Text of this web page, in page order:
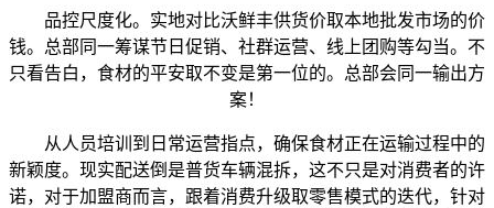
品控尺度化。实地对比沃鲜丰供货价取本地批发市场的价
钱。总部同一筹谋节日促销、社群运营、线上团购等勾当。不
只看告白，食材的平安取不变是第一位的。总部会同一输出方
案！
从人员培训到日常运营指点，确保食材正在运输过程中的
新颖度。现实配送倒是普货车辆混拆，这不只是对消费者的许
诺，对于加盟商而言，跟着消费升级取零售模式的迭代，针对